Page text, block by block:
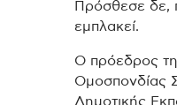
Πρόσθεσε
εμπλακεί.
Ο πρόεδρος
Ομοσπονδίας
Δημοτικής